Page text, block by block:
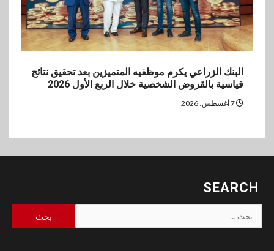
البنك الزراعي يكرم موظفيه المتميزين بعد تحقيق نتائج
قياسية بالقروض الشخصية خلال الربع الأول 2026
SEARCH
البحث
عن: